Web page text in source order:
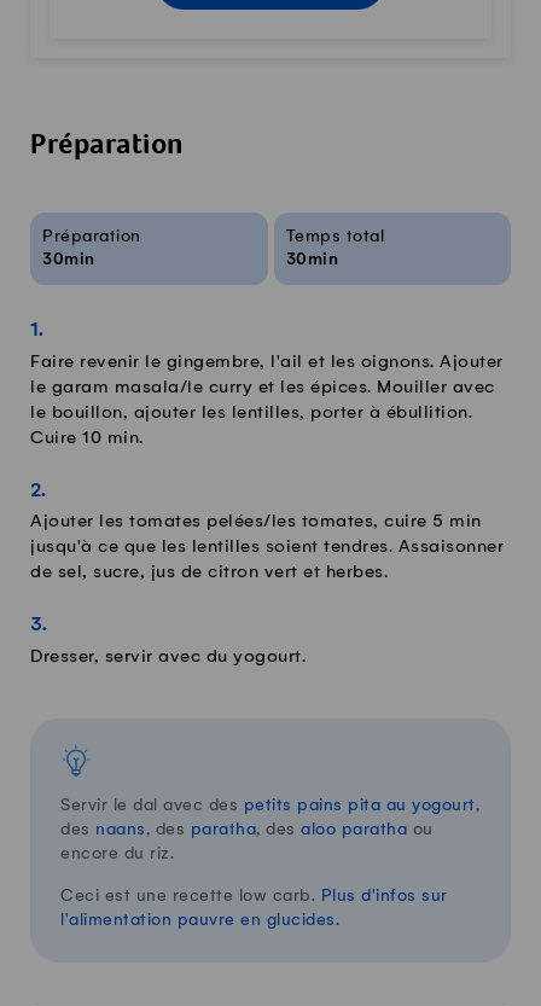
Préparation
Infos sur la recette
Préparation
30min
Temps total
30min
Faire revenir le gingembre, l'ail et les oignons. Ajouter
le garam masala/le curry et les épices. Mouiller avec
le bouillon, ajouter les lentilles, porter à ébullition.
Cuire 10 min.
Ajouter les tomates pelées/les tomates, cuire 5 min
jusqu'à ce que les lentilles soient tendres. Assaisonner
de sel, sucre, jus de citron vert et herbes.
Dresser, servir avec du yogourt.
Servir le dal avec des petits pains pita au yogourt,
des naans , des paratha, des aloo paratha ou
encore du riz.
Ceci est une recette low carb. Plus d'infos sur
l'alimentation pauvre en glucides.